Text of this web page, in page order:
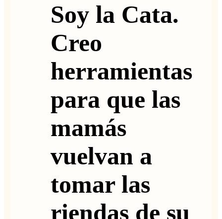
Soy la Cata.
Creo
herramientas
para que las
mamás
vuelvan a
tomar las
riendas de su